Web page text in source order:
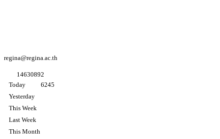
regina@regina.ac.th
1 4630892
Today
Yesterday
This Week
Last Week
This Month
6245